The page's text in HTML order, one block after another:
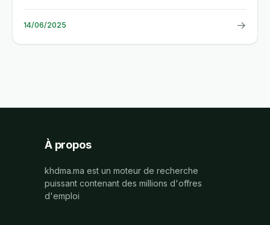
externes, pour...
14/06/2025 →
À propos
khdma.ma est un moteur de recherche
puissant contenant des millions d'offres
d'emploi